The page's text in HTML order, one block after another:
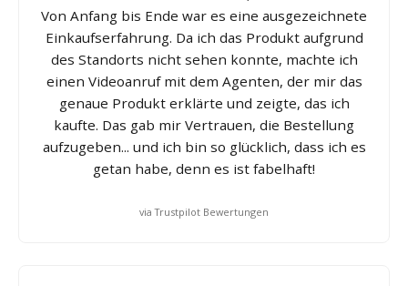
Von Anfang bis Ende war es eine ausgezeichnete
Einkaufserfahrung. Da ich das Produkt aufgrund
des Standorts nicht sehen konnte, machte ich
einen Videoanruf mit dem Agenten, der mir das
genaue Produkt erklärte und zeigte, das ich
kaufte. Das gab mir Vertrauen, die Bestellung
aufzugeben... und ich bin so glücklich, dass ich es
getan habe, denn es ist fabelhaft!
via Trustpilot Bewertungen